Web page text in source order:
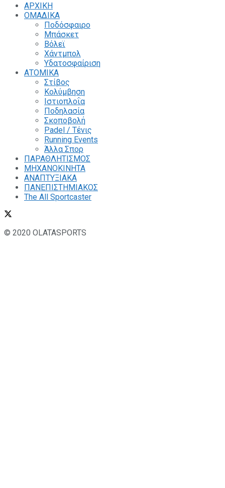
ΑΡΧΙΚΗ
ΟΜΑΔΙΚΑ
Ποδόσφαιρο
Μπάσκετ
Βόλεϊ
Χάντμπολ
Υδατοσφαίριση
ΑΤΟΜΙΚΑ
Στίβος
Κολύμβηση
Ιστιοπλοΐα
Ποδηλασία
Σκοποβολή
Padel / Τένις
Running Events
Άλλα Σπορ
ΠΑΡΑΘΛΗΤΙΣΜΟΣ
ΜΗΧΑΝΟΚΙΝΗΤΑ
ΑΝΑΠΤΥΞΙΑΚΑ
ΠΑΝΕΠΙΣΤΗΜΙΑΚΟΣ
The All Sportcaster
© 2020 OLATASPORTS